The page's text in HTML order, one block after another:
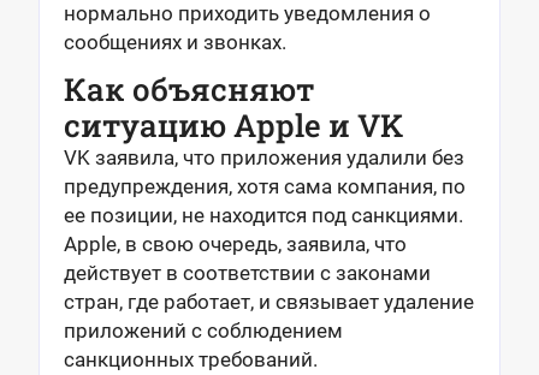
нормально приходить уведомления о
сообщениях и звонках.
Как объясняют
ситуацию Apple и VK
VK заявила, что приложения удалили без
предупреждения, хотя сама компания, по
ее позиции, не находится под санкциями.
Apple, в свою очередь, заявила, что
действует в соответствии с законами
стран, где работает, и связывает удаление
приложений с соблюдением
санкционных требований.